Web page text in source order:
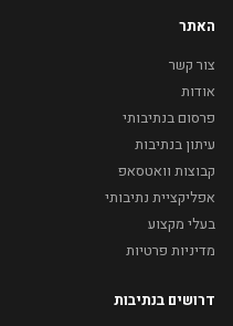
האתר
צור קשר
אודות
פרסום בנתיבותי
עיתון בנתיבות
קבוצות וואטסאפ
אפליקציית נתיבותי
בעלי מקצוע
מדיניות פרטיות
דרושים בנתיבות